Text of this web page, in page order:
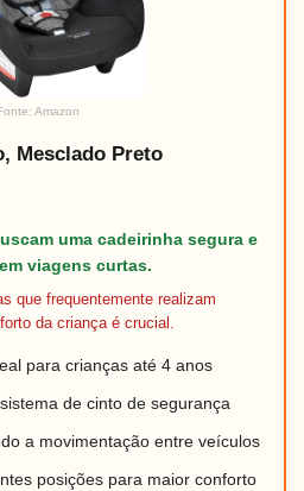
Amazon
Mesclado Preto
uma cadeirinha segura e
viagens curtas.
que frequentemente realizam
da criança é crucial.
para crianças até 4 anos
de cinto de segurança
a movimentação entre veículos
posições para maior conforto